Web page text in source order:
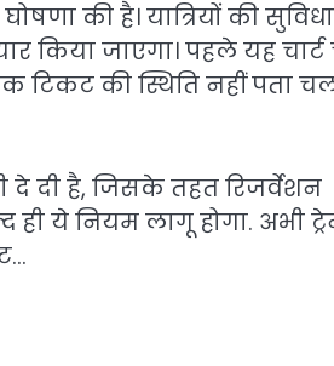
की है। यात्रियों की
किया जाएगा। पहले यह चार्ट
टिकट की स्थिति नहीं पता
दे दी है, जिसके तहत रिजर्वेशन
ये नियम लागू होगा. अभी